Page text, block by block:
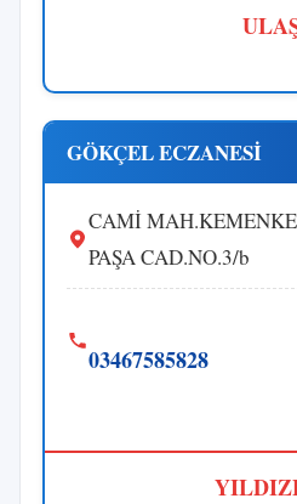
GÖKÇEL ECZANESİ
CAMİ
PAŞA CAD.NO.3/b
03467585828